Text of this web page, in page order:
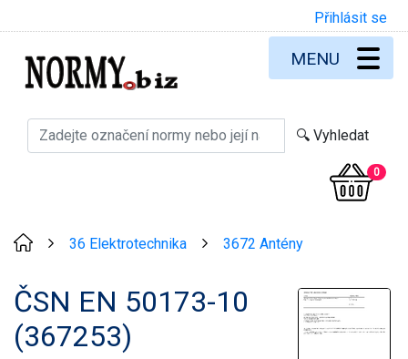
Přihlásit se
0
MENU
36 Elektrotechnika 3672 Antény
ČSN EN 50173-10
(367253)